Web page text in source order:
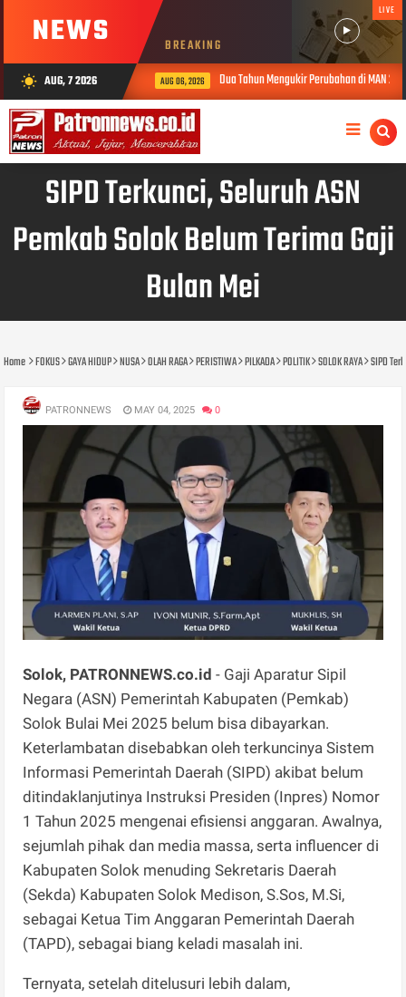
NEWS BREAKING
LIVE
wb_sunny AUG, 7 2026 AUG 06, 2026 Dua Tahun Mengukir Perubahan di MAN 2 Solok,
SIPD Terkunci, Seluruh ASN
Pemkab Solok Belum Terima Gaji
Bulan Mei
Home FOKUS GAYA HIDUP NUSA OLAH RAGA PERISTIWA PILKADA POLITIK SOLOK RAYA SIPD
PATRONNEWS MAY 04, 2025 0
Solok, PATRONNEWS.co.id - Gaji Aparatur Sipil
Negara (ASN) Pemerintah Kabupaten (Pemkab)
Solok Bulai Mei 2025 belum bisa dibayarkan.
Keterlambatan disebabkan oleh terkuncinya Sistem
Informasi Pemerintah Daerah (SIPD) akibat belum
ditindaklanjutinya Instruksi Presiden (Inpres) Nomor
1 Tahun 2025 mengenai efisiensi anggaran. Awalnya,
sejumlah pihak dan media massa, serta influencer di
Kabupaten Solok menuding Sekretaris Daerah
(Sekda) Kabupaten Solok Medison, S.Sos, M.Si,
sebagai Ketua Tim Anggaran Pemerintah Daerah
(TAPD), sebagai biang keladi masalah ini.
Ternyata, setelah ditelusuri lebih dalam,